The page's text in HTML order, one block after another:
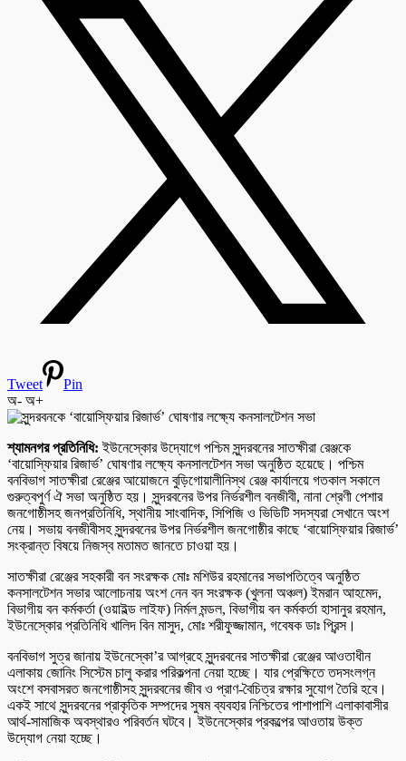
Tweet
Pin
অ- অ+
শ্যামনগর প্রতিনিধি: ইউনেস্কোর উদ্যোগে পশ্চিম সুন্দরবনের সাতক্ষীরা রেঞ্জকে
‘বায়োস্ফিয়ার রিজার্ভ’ ঘোষণার লক্ষ্যে কনসালটেশন সভা অনুষ্ঠিত হয়েছে। পশ্চিম
বনবিভাগ সাতক্ষীরা রেঞ্জের আয়োজনে বুড়িগোয়ালীনিস্থ রেঞ্জ কার্যালয়ে গতকাল সকালে
গুরুত্বপুর্ণ ঐ সভা অনুষ্ঠিত হয়। সুন্দরবনের উপর নির্ভরশীল বনজীবী, নানা শ্রেণী পেশার
জনগোষ্ঠীসহ জনপ্রতিনিধি, স্থানীয় সাংবাদিক, সিপিজি ও ভিডিটি সদস্যরা সেখানে অংশ
নেয়। সভায় বনজীবীসহ সুন্দরবনের উপর নির্ভরশীল জনগোষ্ঠীর কাছে ‘বায়োস্ফিয়ার রিজার্ভ’
সংক্রান্ত বিষয়ে নিজস্ব মতামত জানতে চাওয়া হয়।
সাতক্ষীরা রেঞ্জের সহকারী বন সংরক্ষক মোঃ মশিউর রহমানের সভাপতিত্বে অনুষ্ঠিত
কনসালটেশন সভার আলোচনায় অংশ নেন বন সংরক্ষক (খুলনা অঞ্চল) ইমরান আহমেদ,
বিভাগীয় বন কর্মকর্তা (ওয়াইল্ড লাইফ) নির্মল মন্ডল, বিভাগীয় বন কর্মকর্তা হাসানুর রহমান,
ইউনেস্কোর প্রতিনিধি খালিদ বিন মাসুদ, মোঃ শরীফুজ্জামান, গবেষক ডাঃ প্রিন্স।
বনবিভাগ সুত্র জানায় ইউনেস্কো’র আগ্রহে সুন্দরবনের সাতক্ষীরা রেঞ্জের আওতাধীন
এলাকায় জোনিং সিস্টেম চালু করার পরিকল্পনা নেয়া হচ্ছে। যার প্রেক্ষিতে তদসংলগ্ন
অংশে বসবাসরত জনগোষ্ঠীসহ সুন্দরবনের জীব ও প্রাণ-বৈচিত্র রক্ষার সুযোগ তৈরি হবে।
একই সাথে সুন্দরবনের প্রাকৃতিক সম্পদের সুষম ব্যবহার নিশ্চিতের পাশাপাশি এলাকাবাসীর
আর্থ-সামাজিক অবস্থারও পরিবর্তন ঘটবে। ইউনেস্কোর প্রকল্পের আওতায় উক্ত
উদ্যোগ নেয়া হচ্ছে।